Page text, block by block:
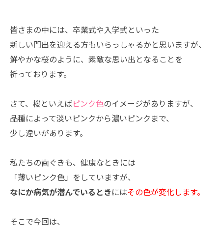
皆さまの中には、卒業式や入学式といった
新しい門出を迎える方もいらっしゃるかと思いますが、
鮮やかな桜のように、素敵な思い出となることを
祈っております。
さて、桜といえばピンク色のイメージがありますが、
品種によって淡いピンクから濃いピンクまで、
少し違いがあります。
私たちの歯ぐきも、健康なときには
「薄いピンク色」をしていますが、
なにか病気が潜んでいるとき にはその色が変化します。
そこで今回は、